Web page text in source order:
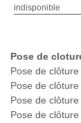
indisponible
Pose de
Pose de
Pose de
Pose de
Pose de